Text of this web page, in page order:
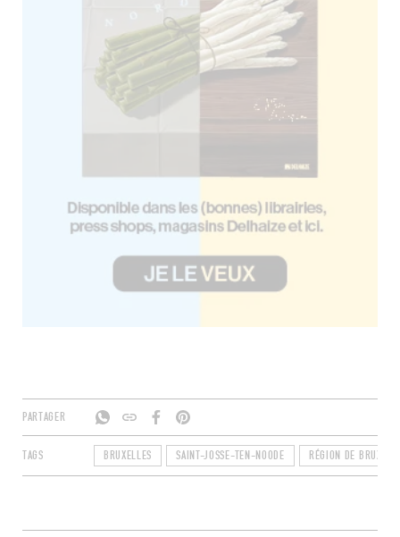
PARTAGER
TAGS BRUXELLES SAINT-JOSSE-TEN-NOODE RÉGION DE